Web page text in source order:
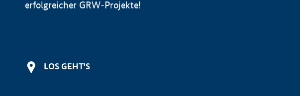
erfolgreicher GRW-Projekte!
LOS GEHT'S